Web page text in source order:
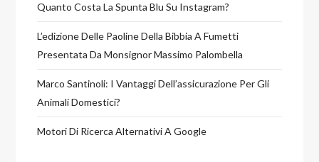
Quanto Costa La Spunta Blu Su Instagram?
L’edizione Delle Paoline Della Bibbia A Fumetti
Presentata Da Monsignor Massimo Palombella
Marco Santinoli: I Vantaggi Dell’assicurazione Per Gli
Animali Domestici?
Motori Di Ricerca Alternativi A Google